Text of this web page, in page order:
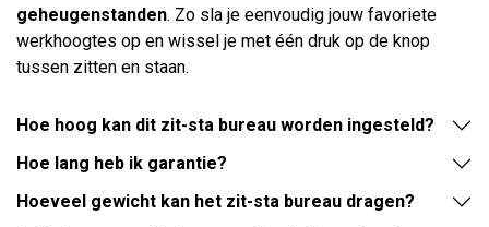
geheugenstanden. Zo sla je eenvoudig jouw favoriete
werkhoogtes op en wissel je met één druk op de knop
tussen zitten en staan.
Hoe hoog kan dit zit-sta bureau worden ingesteld?
Hoe lang heb ik garantie?
Hoeveel gewicht kan het zit-sta bureau dragen?